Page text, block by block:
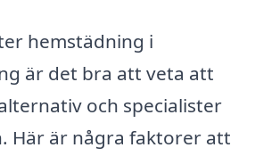
hemstädning i
är det bra att veta att
och specialister
Här är några faktorer att